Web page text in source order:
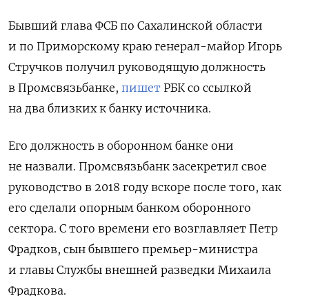
Бывший глава ФСБ по Сахалинской области
и по Приморскому краю генерал-майор Игорь
Стручков получил руководящую должность
в Промсвязьбанке, пишет РБК со ссылкой
на два близких к банку источника.
Его должность в оборонном банке они
не назвали. Промсвязьбанк засекретил свое
руководство в 2018 году вскоре после того, как
его сделали опорным банком оборонного
сектора. С того времени его возглавляет Петр
Фрадков, сын бывшего премьер-министра
и главы Службы внешней разведки Михаила
Фрадкова.